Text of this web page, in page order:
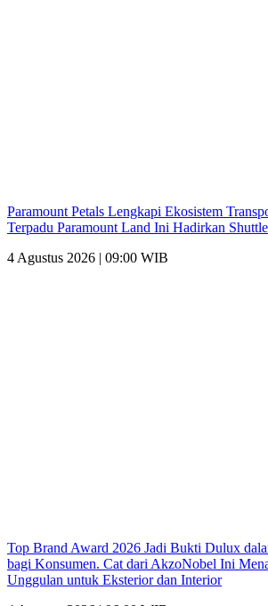
Paramount Petals Lengkapi Ekosistem
Terpadu Paramount Land Ini Hadirkan
4 Agustus 2026 | 09:00 WIB
Top Brand Award 2026 Jadi Bukti Dulux
bagi Konsumen. Cat dari AkzoNobel Ini
Unggulan untuk Eksterior dan Interior